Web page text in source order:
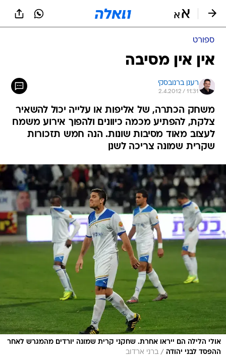
ספורט
אין אין מסיבה
רענן ברנובסקי
2.4.2012 / 11:31
משחק הכתרה, של אליפות או עלייה יכול להשאיר
צלקת, להפתיע מכמה כיוונים ולהפוך אירוע משמח
לעצוב מאוד מסיבות שונות. הנה חמש תזכורות
שקרית שמונה צריכה לשנן
אולי הלילה הם ייראו אחרת. שחקני קרית שמונה יורדים מהמגרש לאחר
ההפסד לבני יהודה / ברני ארדוב